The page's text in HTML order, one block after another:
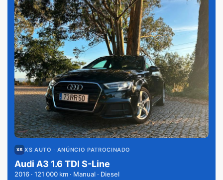
XS AUTO · ANÚNCIO PATROCINADO
Audi A3 1.6 TDI S-Line
2016 · 121 000 km · Manual · Diesel